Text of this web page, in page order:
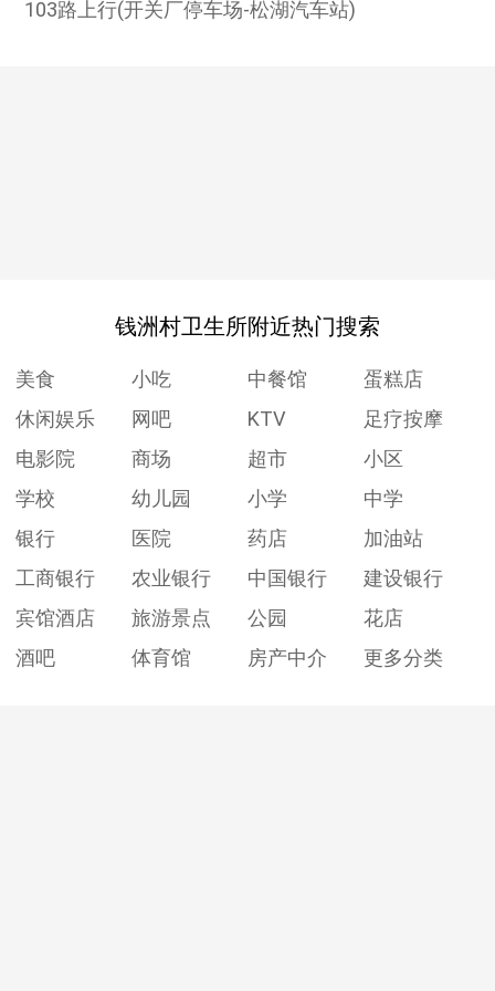
103路上行(开关厂停车场-松湖汽车站)
钱洲村卫生所附近热门搜索
美食 小吃 中餐馆
蛋糕店
休闲娱乐
网吧 KTV
足疗按摩
电影院
商场 超市
小区
学校
幼儿园 小学
中学
银行
医院 药店
加油站
工商银行
农业银行 中国银行
建设银行
宾馆酒店
旅游景点 公园
花店
酒吧
体育馆 房产中介 更多分类